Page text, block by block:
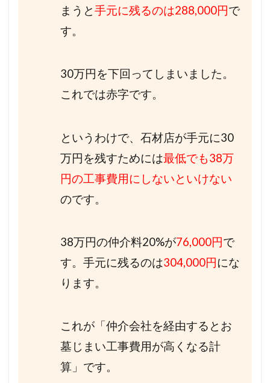
まうと手元に残るのは288,000円で
す。
30万円を下回ってしまいました。
これでは赤字です。
というわけで、石材店が手元に30
万円を残すためには最低でも38万
円の工事費用にしないといけない
のです。
38万円の仲介料20%が76,000円で
す。手元に残るのは304,000円にな
ります。
これが「仲介会社を経由するとお
墓じまい工事費用が高くなる計
算」です。